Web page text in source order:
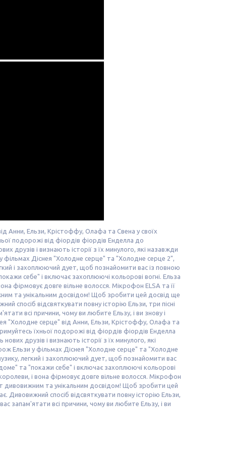
Анни, Ельзи, Крістоффу, Олафа та Свена у своїх
подорожі від фіордів фіордів Енделла до
друзів і визнають історії з їх минулого, які назавжди
Діснея "Холодне серце" та "Холодне серце 2",
і захоплюючий дует, щоб познайомити вас із повною
себе" і включає захоплюючі кольорові вогні. Ельза
фірмовує довге вільне волосся. Мікрофон ELSA та її
та унікальним досвідом! Щоб зробити цей досвід ще
спосіб відсвяткувати повну історію Ельзи, три пісні
всі причини, чому ви любите Ельзу, і ви знову і
"Холодне серце" від Анни, Ельзи, Крістоффу, Олафа та
їхньої подорожі від фіордів фіордів Енделла
друзів і визнають історії з їх минулого, які
Ельзи у фільмах Діснея "Холодне серце" та "Холодне
легкий і захоплюючий дует, щоб познайомити вас
та "покажи себе" і включає захоплюючі кольорові
і вона фірмовує довге вільне волосся. Мікрофон
дивовижним та унікальним досвідом! Щоб зробити цей
Дивовижний спосіб відсвяткувати повну історію Ельзи,
запам'ятати всі причини, чому ви любите Ельзу, і ви